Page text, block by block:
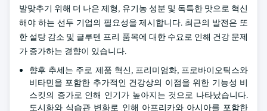
발맞추기 위해 더 나은 제형, 유기농 성분 및 독특한 맛으로 혁신
해야 하는 선두 기업의 필요성을 제시합니다. 최근의 발전은 또
한 설탕 감소 및 글루텐 프리 품목에 대한 수요로 인해 건강 문제
가 증가하는 경향이 있습니다.
향후 추세는 주로 제품 혁신, 프리미엄화, 프로바이오틱스와
비타민을 포함한 추가적인 건강상의 이점을 위한 기능성 비
스킷의 증가로 인해 인기가 높아지는 것으로 나타났습니다.
도시화와 식습관 변화로 인해 아프리카와 아시아를 포함한